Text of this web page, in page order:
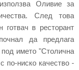
Оливие за
След това
в ресторант
да предлага
името "Столична
по-ниско качество -